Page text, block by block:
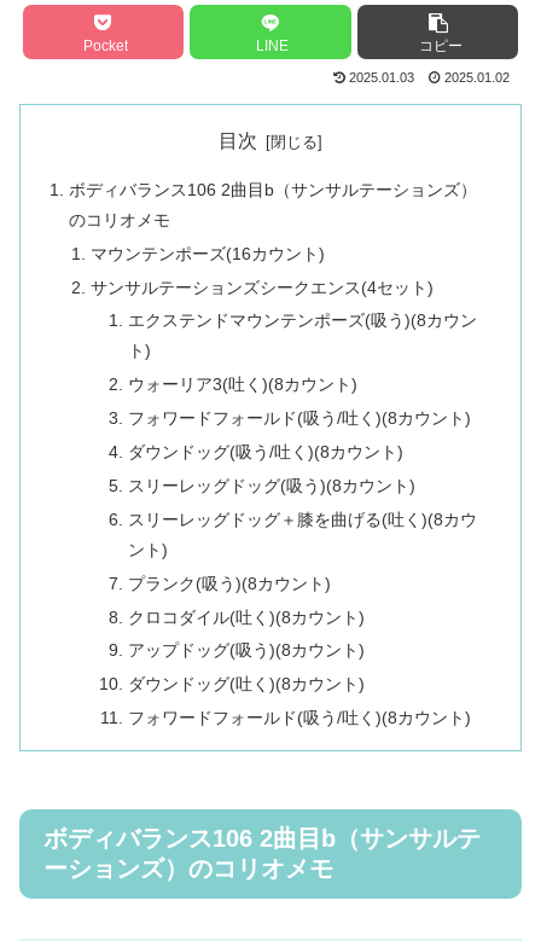
Pocket LINE コピー
2025.01.03 2025.01.02
目次
ボディバランス106 2曲目b（サンサルテーションズ）
のコリオメモ
マウンテンポーズ(16カウント)
サンサルテーションズシークエンス(4セット)
エクステンドマウンテンポーズ(吸う)(8カウン
ト)
ウォーリア3(吐く)(8カウント)
フォワードフォールド(吸う/吐く)(8カウント)
ダウンドッグ(吸う/吐く)(8カウント)
スリーレッグドッグ(吸う)(8カウント)
スリーレッグドッグ＋膝を曲げる(吐く)(8カウ
ント)
プランク(吸う)(8カウント)
クロコダイル(吐く)(8カウント)
アップドッグ(吸う)(8カウント)
ダウンドッグ(吐く)(8カウント)
フォワードフォールド(吸う/吐く)(8カウント)
ボディバランス106 2曲目b（サンサルテ
ーションズ）のコリオメモ